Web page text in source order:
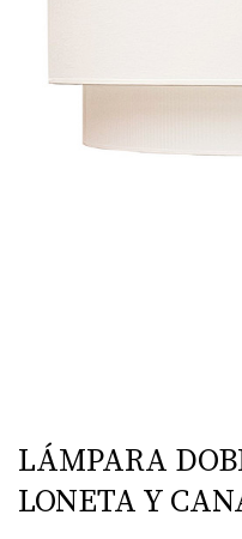
LÁMPARA
LONETA Y